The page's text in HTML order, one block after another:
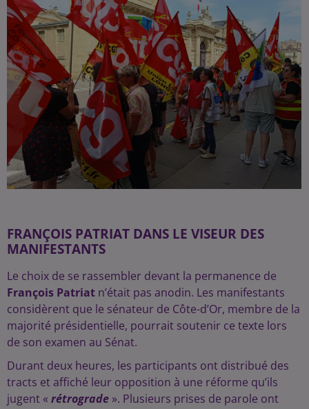
FRANÇOIS PATRIAT DANS LE VISEUR DES
MANIFESTANTS
Le choix de se rassembler devant la permanence de
François Patriat n’était pas anodin. Les manifestants
considèrent que le sénateur de Côte-d’Or, membre de la
majorité présidentielle, pourrait soutenir ce texte lors
de son examen au Sénat.
Durant deux heures, les participants ont distribué des
tracts et affiché leur opposition à une réforme qu’ils
jugent « rétrograde ». Plusieurs prises de parole ont